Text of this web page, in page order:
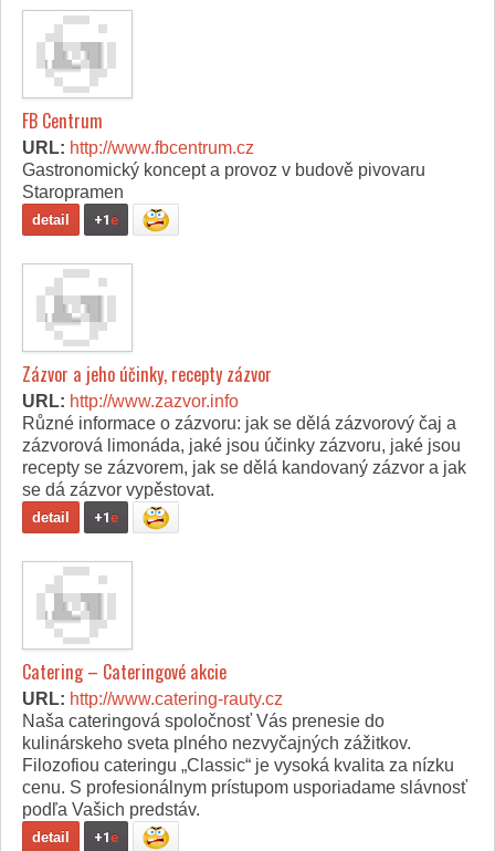
FB Centrum
URL: http://www.fbcentrum.cz
Gastronomický koncept a provoz v budově pivovaru
Staropramen
detail +1e
Zázvor a jeho účinky, recepty zázvor
URL: http://www.zazvor.info
Různé informace o zázvoru: jak se dělá zázvorový čaj a
zázvorová limonáda, jaké jsou účinky zázvoru, jaké jsou
recepty se zázvorem, jak se dělá kandovaný zázvor a jak
se dá zázvor vypěstovat.
detail +1e
Catering – Cateringové akcie
URL: http://www.catering-rauty.cz
Naša cateringová spoločnosť Vás prenesie do
kulinárskeho sveta plného nezvyčajných zážitkov.
Filozofiou cateringu „Classic“ je vysoká kvalita za nízku
cenu. S profesionálnym prístupom usporiadame slávnosť
podľa Vašich predstáv.
detail +1e